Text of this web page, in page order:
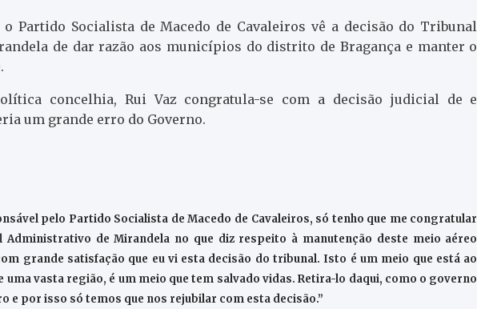
Partido Socialista de Macedo de Cavaleiros vê a decisão do Tribunal
de dar razão aos municípios do distrito de Bragança e manter o
concelhia, Rui Vaz congratula-se com a decisão judicial de e
um grande erro do Governo.
pelo Partido Socialista de Macedo de Cavaleiros, só tenho que me congratular
Administrativo de Mirandela no que diz respeito à manutenção deste meio aéreo
grande satisfação que eu vi esta decisão do tribunal. Isto é um meio que está ao
uma vasta região, é um meio que tem salvado vidas. Retira-lo daqui, como o governo
e por isso só temos que nos rejubilar com esta decisão.”